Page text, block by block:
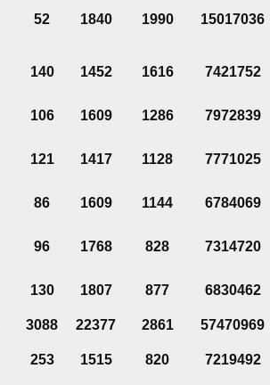
52 1840 1990 15017036
140 1452 1616 7421752
106 1609 1286 7972839
121 1417 1128 7771025
86 1609 1144 6784069
96 1768 828 7314720
130 1807 877 6830462
3088 22377 2861
57470969
253 1515 820 7219492